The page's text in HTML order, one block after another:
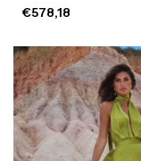
€578,18